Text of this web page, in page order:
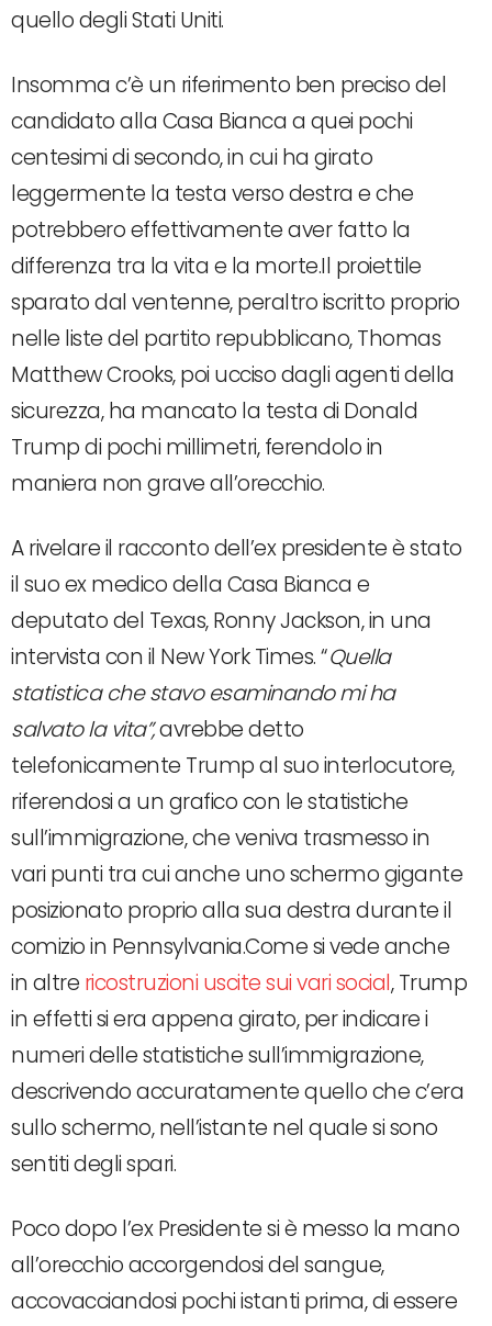
quello degli Stati Uniti.
Insomma c’è un riferimento ben preciso del
candidato alla Casa Bianca a quei pochi
centesimi di secondo, in cui ha girato
leggermente la testa verso destra e che
potrebbero effettivamente aver fatto la
differenza tra la vita e la morte.Il proiettile
sparato dal ventenne, peraltro iscritto proprio
nelle liste del partito repubblicano, Thomas
Matthew Crooks, poi ucciso dagli agenti della
sicurezza, ha mancato la testa di Donald
Trump di pochi millimetri, ferendolo in
maniera non grave all’orecchio.
A rivelare il racconto dell’ex presidente è stato
il suo ex medico della Casa Bianca e
deputato del Texas, Ronny Jackson, in una
intervista con il New York Times. “Quella
statistica che stavo esaminando mi ha
salvato la vita”,avrebbe detto
telefonicamente Trump al suo interlocutore,
riferendosi a un grafico con le statistiche
sull’immigrazione, che veniva trasmesso in
vari punti tra cui anche uno schermo gigante
posizionato proprio alla sua destra durante il
comizio in Pennsylvania.Come si vede anche
in altre ricostruzioni uscite sui vari social, Trump
in effetti si era appena girato, per indicare i
numeri delle statistiche sull’immigrazione,
descrivendo accuratamente quello che c’era
sullo schermo, nell’istante nel quale si sono
sentiti degli spari.
Poco dopo l’ex Presidente si è messo la mano
all’orecchio accorgendosi del sangue,
accovacciandosi pochi istanti prima, di essere